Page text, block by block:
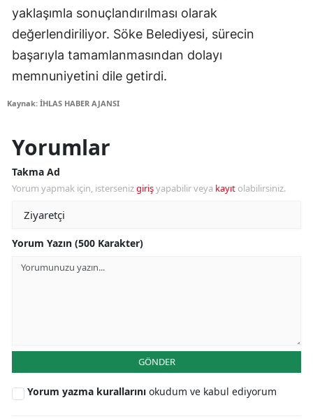
yaklaşımla sonuçlandırılması olarak
değerlendiriliyor. Söke Belediyesi, sürecin
başarıyla tamamlanmasından dolayı
memnuniyetini dile getirdi.
Kaynak: İHLAS HABER AJANSI
Yorumlar
Takma Ad
Yorum yapmak için, istersenizgirişyapabilir veya kayıt olabilirsiniz.
Yorum Yazın (500 Karakter)
GÖNDER
Yorum yazma kurallarını okudum ve kabul ediyorum